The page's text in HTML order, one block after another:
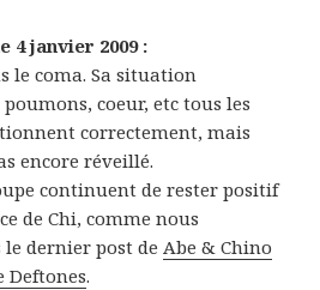
4 janvier 2009 :
le coma. Sa situation
coeur, etc tous les
correctement, mais
encore réveillé.
continuent de rester positif
de Chi, comme nous
le dernier post deAbe & Chino
Deftones.